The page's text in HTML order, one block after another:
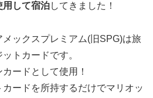
用して宿泊してきました！
ックスプレミアム(旧SPG)は旅
トカードです。
ードとして使用！
ードを所持するだけでマリオッ